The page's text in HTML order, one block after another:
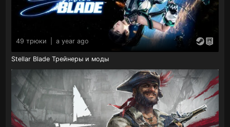
49 трюки a year ago
Stellar Blade Трейнеры и моды